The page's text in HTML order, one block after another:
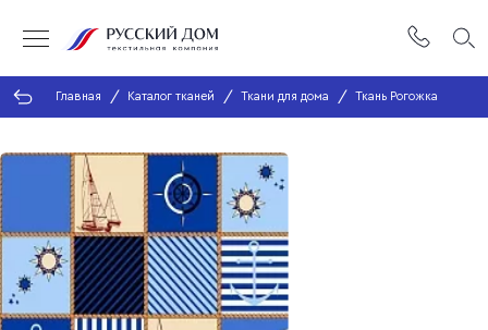
Главная Каталог тканей Ткани для дома Ткань Рогожка